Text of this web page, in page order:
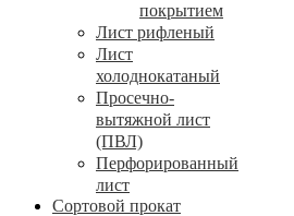
покрытием
Лист рифленый
Лист
холоднокатаный
Просечно-
вытяжной лист
(ПВЛ)
Перфорированный
лист
Сортовой прокат